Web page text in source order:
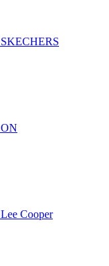
SKECHERS
ON
Lee Cooper